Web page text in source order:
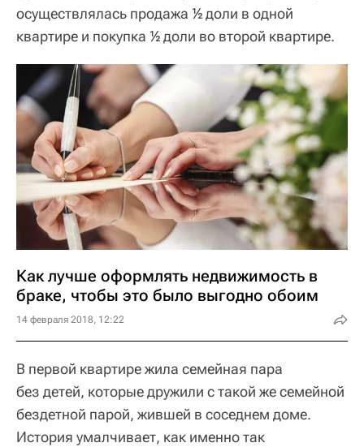
осуществлялась продажа ½ доли в одной
квартире и покупка ½ доли во второй квартире.
Как лучше оформлять недвижимость в
браке, чтобы это было выгодно обоим
14 февраля 2018, 12:22
В первой квартире жила семейная пара
без детей, которые дружили с такой же семейной
бездетной парой, жившей в соседнем доме.
История умалчивает, как именно так